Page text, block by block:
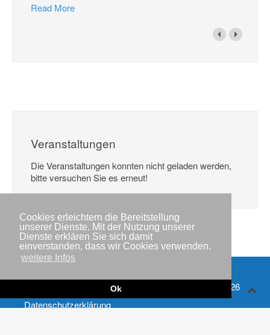
Cookies erleichtern die Bereitstellung
unserer Dienste. Mit der Nutzung unserer
Dienste erklären Sie sich damit
einverstanden, dass wir Cookies verwenden.
weitere Infos
Ok
Read More
Veranstaltungen
Die Veranstaltungen konnten nicht geladen werden,
bitte versuchen Sie es erneut!
Datenschutzerklärung
Copyright © IWR 2026